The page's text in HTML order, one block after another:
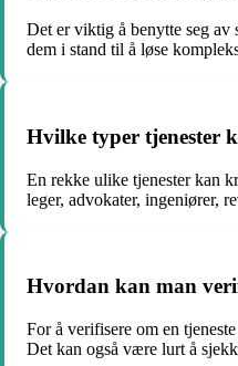
Det er viktig å benytte seg
dem i stand til å løse
Hvilke typer tjenester
En rekke ulike tjenester kan
leger, advokater, ingeniører,
Hvordan kan man
For å verifisere om en
Det kan også være lurt å